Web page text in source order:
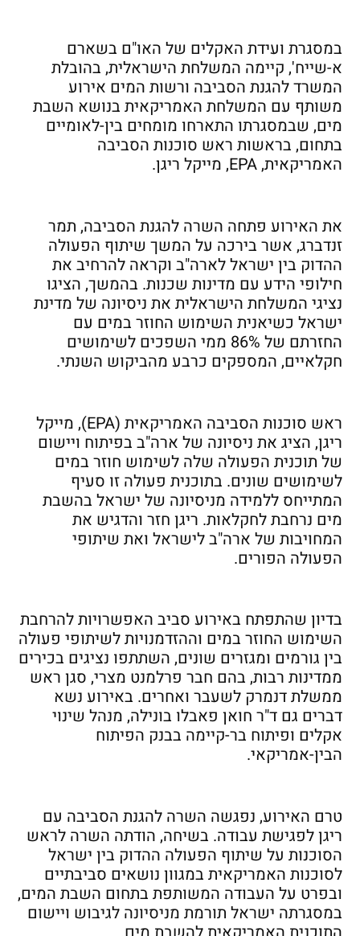
במסגרת ועידת האקלים של האו"ם בשארם
א-שייח', קיימה המשלחת הישראלית, בהובלת
המשרד להגנת הסביבה ורשות המים אירוע
משותף עם המשלחת האמריקאית בנושא השבת
מים, שבמסגרתו התארחו מומחים בין-לאומיים
בתחום, בראשות ראש סוכנות הסביבה
האמריקאית, EPA, מייקל ריגן.
את האירוע פתחה השרה להגנת הסביבה, תמר
זנדברג, אשר בירכה על המשך שיתוף הפעולה
ההדוק בין ישראל לארה"ב וקראה להרחיב את
חילופי הידע עם מדינות שכנות. בהמשך, הציגו
נציגי המשלחת הישראלית את ניסיונה של מדינת
ישראל כשיאנית השימוש החוזר במים עם
החזרתם של 86% ממי השפכים לשימושים
חקלאיים, המספקים כרבע מהביקוש השנתי.
ראש סוכנות הסביבה האמריקאית (EPA), מייקל
ריגן, הציג את ניסיונה של ארה"ב בפיתוח ויישום
של תוכנית הפעולה שלה לשימוש חוזר במים
לשימושים שונים. בתוכנית פעולה זו סעיף
המתייחס ללמידה מניסיונה של ישראל בהשבת
מים נרחבת לחקלאות. ריגן חזר והדגיש את
המחויבות של ארה"ב לישראל ואת שיתופי
הפעולה הפורים.
בדיון שהתפתח באירוע סביב האפשרויות להרחבת
השימוש החוזר במים וההזדמנויות לשיתופי פעולה
בין גורמים ומגזרים שונים, השתתפו נציגים בכירים
ממדינות רבות, בהם חבר פרלמנט מצרי, סגן ראש
ממשלת דנמרק לשעבר ואחרים. באירוע נשא
דברים גם ד"ר חואן פאבלו בונילה, מנהל שינוי
אקלים ופיתוח בר-קיימה בבנק הפיתוח
הבין-אמריקאי.
טרם האירוע, נפגשה השרה להגנת הסביבה עם
ריגן לפגישת עבודה. בשיחה, הודתה השרה לראש
הסוכנות על שיתוף הפעולה ההדוק בין ישראל
לסוכנות האמריקאית במגוון נושאים סביבתיים
ובפרט על העבודה המשותפת בתחום השבת המים,
במסגרתה ישראל תורמת מניסיונה לגיבוש ויישום